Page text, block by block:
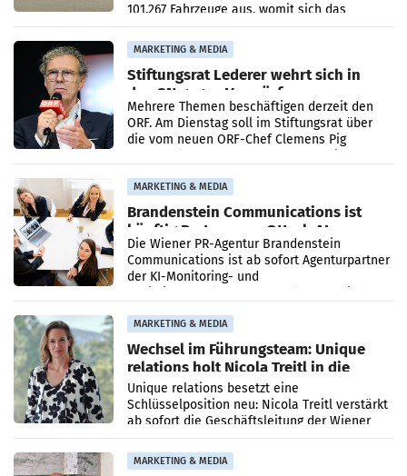
101.267 Fahrzeuge aus, womit sich das
Ergebnis gegenüber Juli 2025 mehr als
verdoppelte (+102
MARKETING & MEDIA
Stiftungsrat Lederer wehrt sich in
den SN gegen Vorwürfe
Mehrere Themen beschäftigen derzeit den
ORF. Am Dienstag soll im Stiftungsrat über
die vom neuen ORF-Chef Clemens Pig
MARKETING & MEDIA
Brandenstein Communications ist
künftig Partner von OtterlyAI
Die Wiener PR-Agentur Brandenstein
Communications ist ab sofort Agenturpartner
der KI-Monitoring- und
MARKETING & MEDIA
Wechsel im Führungsteam: Unique
relations holt Nicola Treitl in die
Geschäftsleitung
Unique relations besetzt eine
Schlüsselposition neu: Nicola Treitl verstärkt
ab sofort die Geschäftsleitung der Wiener
PR-Agentur an der Seite von Josef Kalina und
Anna Kalina-Mahr.
MARKETING & MEDIA